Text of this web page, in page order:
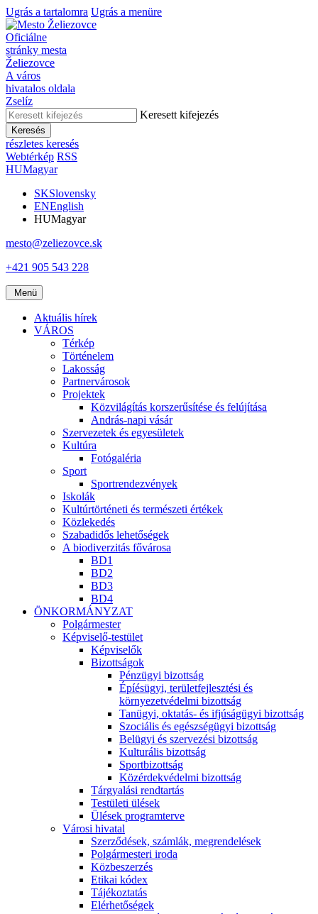
Ugrás a tartalomra Ugrás a menüre
Oficiálne
stránky mesta
Želiezovce
A város
hivatalos oldala
Zselíz
Keresett kifejezés
Keresés
részletes keresés
Webtérkép RSS
HUMagyar
SKSlovensky
ENEnglish
HUMagyar
mesto@zeliezovce.sk
+421 905 543 228
Menü
Aktuális hírek
VÁROS
Térkép
Történelem
Lakosság
Partnervárosok
Projektek
Közvilágítás korszerűsítése és felújítása
András-napi vásár
Szervezetek és egyesületek
Kultúra
Fotógaléria
Sport
Sportrendezvények
Iskolák
Kultúrtörténeti és természeti értékek
Közlekedés
Szabadidős lehetőségek
A biodiverzitás fővárosa
BD1
BD2
BD3
BD4
ÖNKORMÁNYZAT
Polgármester
Képviselő-testület
Képviselők
Bizottságok
Pénzügyi bizottság
Épíésügyi, területfejlesztési és
környezetvédelmi bizottság
Tanügyi, oktatás- és ifjúságügyi bizottság
Szociális és egészségügyi bizottság
Belügyi és szervezési bizottság
Kulturális bizottság
Sportbizottság
Közérdekvédelmi bizottság
Tárgyalási rendtartás
Testületi ülések
Ülések programterve
Városi hivatal
Szerződések, számlák, megrendelések
Polgármesteri iroda
Közbeszerzés
Etikai kódex
Tájékoztatás
Elérhetőségek